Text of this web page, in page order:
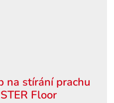
na stírání prachu
Floor